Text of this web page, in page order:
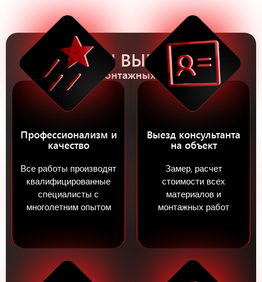
5 ПРИЧИН ВЫБРАТЬ НАС
Для монтажных работ
Профессионализм и
качество
Все работы производят
квалифицированные
специалисты с
многолетним опытом
Выезд консультанта
на объект
Замер, расчет
стоимости всех
материалов и
монтажных работ